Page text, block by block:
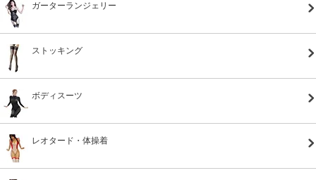
ガーターランジェリー
ストッキング
ボディスーツ
レオタード・体操着